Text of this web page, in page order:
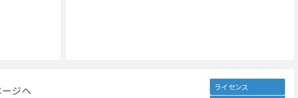
ジへ
ライセンス